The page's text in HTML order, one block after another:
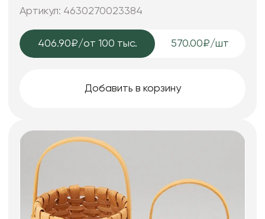
Артикул: 4630270023384
406.90₽/от 100 тыс. 570.00₽/шт
Добавить в корзину